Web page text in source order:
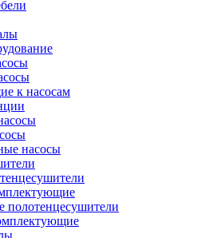
к насосам
насосы
полотенцесушители